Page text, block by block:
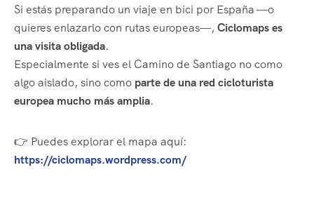
Si estás preparando un viaje en bici por España —o
quieres enlazarlo con rutas europeas—, Ciclomaps es
una visita obligada.
Especialmente si ves el Camino de Santiago no como
algo aislado, sino como parte de una red cicloturista
europea mucho más amplia.
👉 Puedes explorar el mapa aquí:
https://ciclomaps.wordpress.com/